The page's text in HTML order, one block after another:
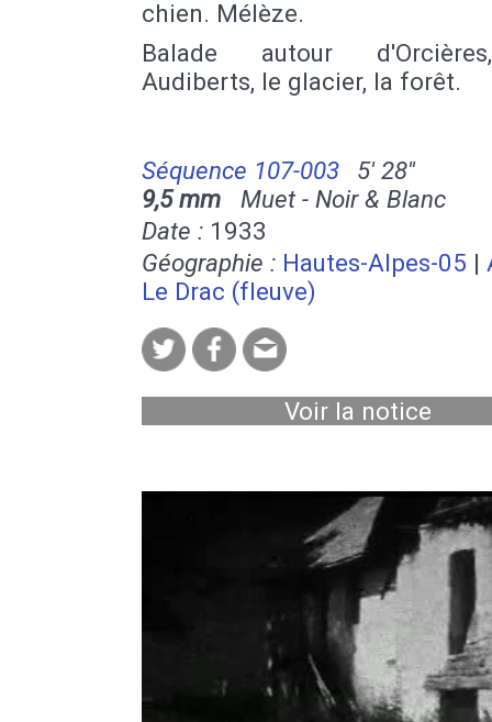
chien. Mélèze.
Balade autour
Audiberts, le glacier, la forêt.
Séquence 107-003
5' 28''
9,5 mm Muet - Noir & Blanc
Date : 1933
Géographie : Hautes-Alpes-05 |
Le Drac (fleuve)
Voir la notice